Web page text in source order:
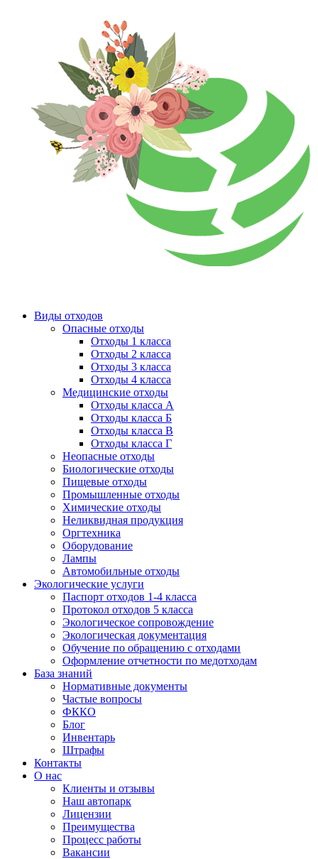
Виды отходов
Опасные отходы
Отходы 1 класса
Отходы 2 класса
Отходы 3 класса
Отходы 4 класса
Медицинские отходы
Отходы класса А
Отходы класса Б
Отходы класса В
Отходы класса Г
Неопасные отходы
Биологические отходы
Пищевые отходы
Промышленные отходы
Химические отходы
Неликвидная продукция
Оргтехника
Оборудование
Лампы
Автомобильные отходы
Экологические услуги
Паспорт отходов 1-4 класса
Протокол отходов 5 класса
Экологическое сопровождение
Экологическая документация
Обучение по обращению с отходами
Оформление отчетности по медотходам
База знаний
Нормативные документы
Частые вопросы
ФККО
Блог
Инвентарь
Штрафы
Контакты
О нас
Клиенты и отзывы
Наш автопарк
Лицензии
Преимущества
Процесс работы
Вакансии